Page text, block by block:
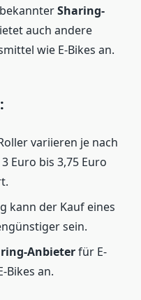
Sharing-
auch andere
wie E-Bikes an.
variieren je nach
Euro bis 3,75 Euro
kann der Kauf eines
sein.
Anbieterfür E-
Bikes an.